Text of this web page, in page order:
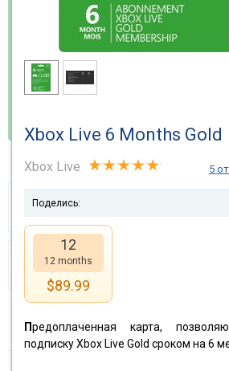
Teilen und
Gefällt mir!
Versand:
Xbox Live 6 Months Gold
Xbox Live 5
Поделись:
12
12 months
$89.99
Предоплаченная карта,
подписку Xbox Live Gold сроком на 6